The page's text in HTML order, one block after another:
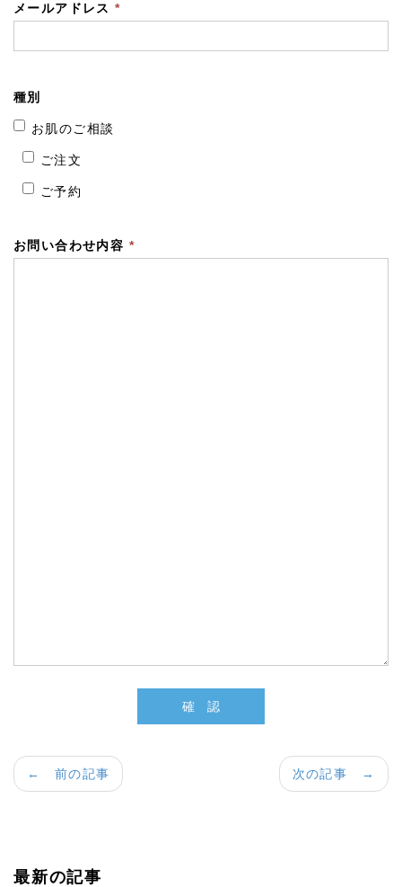
メールアドレス*
種別
お肌のご相談
ご注文
ご予約
お問い合わせ内容 *
次の記事 →
← 前の記事
最新の記事